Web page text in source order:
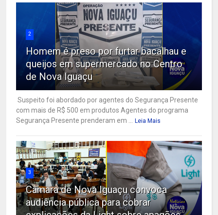
2
Homem é preso por furtar bacalhau e
queijos em supermercado no Centro
de Nova Iguaçu
Suspeito foi abordado por agentes do Segurança Presente
com mais de R$ 500 em produtos Agentes do programa
Segurança Presente prenderam em ...
Leia Mais
3
Câmara de Nova Iguaçu convoca
audiência pública para cobrar